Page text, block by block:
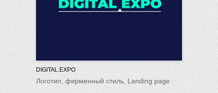
DIGITAL.EXPO
Логотип, фирменный стиль, Landing page